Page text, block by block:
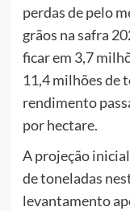
perdas de pelo
grãos na safra
ficar em 3,7
11,4 milhões de
rendimento
por hectare.
A projeção
de toneladas
levantamento